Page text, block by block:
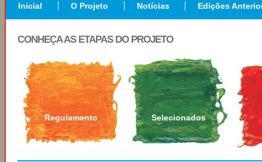
Inicial O Projeto Notícias Edições
CONHEÇA AS ETAPAS DO PROJETO
Regulamento Selecionados